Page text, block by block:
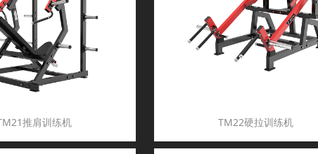
推肩训练机 TM22硬拉训练机